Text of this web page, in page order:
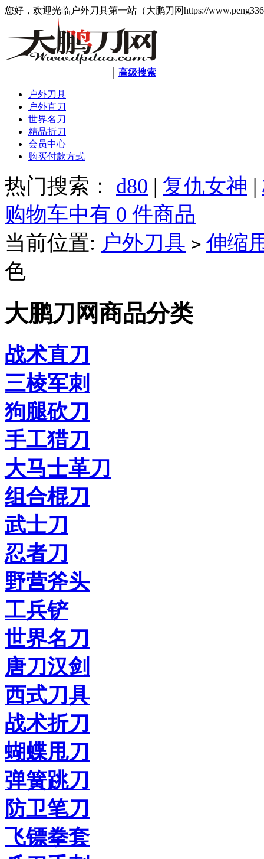
您好，欢迎光临户外刀具第一站（大鹏刀网https://
高级搜索
户外刀具
户外直刀
世界名刀
精品折刀
会员中心
购买付款方式
热门搜索： d80 | 复仇女神 |
购物车中有 0 件商品
当前位置: 户外刀具 > 伸缩
色
大鹏刀网商品分类
战术直刀
三棱军刺
狗腿砍刀
手工猎刀
大马士革刀
组合棍刀
武士刀
忍者刀
野营斧头
工兵铲
世界名刀
唐刀汉剑
西式刀具
战术折刀
蝴蝶甩刀
弹簧跳刀
防卫笔刀
飞镖拳套